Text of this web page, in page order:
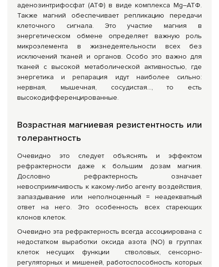
аденозинтрифосфат (АТФ) в виде комплекса Mg–АТФ.
Также магний обеспечивает репликацию передачи
клеточного сигнала. Это участие магния в
энергетическом обмене определяет важную роль
микроэлемента в жизнедеятельности всех без
исключений тканей и органов. Особо это важно для
тканей с высокой метаболической активностью, где
энергетика и репарация идут наиболее сильно:
нервная, мышечная, сосудистая…, то есть
высокодифференцированные.
Возрастная магниевая резистентность или
толерантность
Очевидно это следует объяснять и эффектом
рефрактерности даже к большим дозам магния.
Дословно рефрактерность означает
невосприимчивость к какому-либо агенту воздействия,
запаздывание или неполноценный = неадекватный
ответ на него. Это особенность всех стареющих
клонов клеток.
Очевидно эта рефрактерность всегда ассоциирована с
недостатком выработки оксида азота (NO) в группах
клеток несущих функции стволовых, сенсорно-
регуляторных и мишеней, работоспособность которых